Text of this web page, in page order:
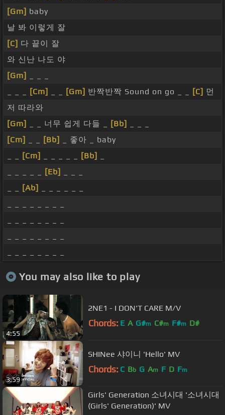
[Gm] baby
날 봐 이렇게 잘
[C] 다 끝이 잘
와 신난 나도 야
[Gm]
[Cm] [Gm] 반짝반짝 Sound on go _ _ [C] 먼
저 따라와
[Gm]
_ _ 너무 쉽게 다들 _ [Bb]
[Cm]
[Bb]
_ 좋아 _ baby
[Cm] [Bb]
[Eb]
[Ab]
You may also like to play
4:55
2NE1 - I DON'T CARE M/V
Chords: E A G#m C#m F#m D#
3:59
SHINee 샤이니 'Hello' MV
Chords: C Bb G Am F D Fm
Girls' Generation 소녀시대 '소녀시대
(Girls' Generation)' MV